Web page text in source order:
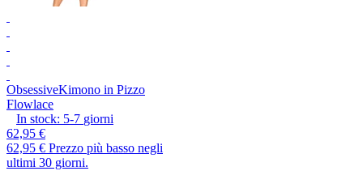
ObsessiveKimono in Pizzo
Flowlace
In stock: 5-7 giorni
62,95 €
62,95 € Prezzo più basso negli
ultimi 30 giorni.